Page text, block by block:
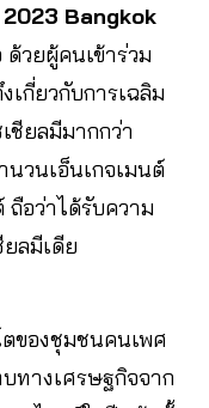
2023 Bangkok
วยผู้คนเข้าร่วม
เกี่ยวกับการเฉลิม
ชียลมีมากกว่า
นวนเอ็นเกจเมนต์
ถือว่าได้รับความ
ลมีเดีย
ของชุมชนคนเพศ
ทางเศรษฐกิจจาก